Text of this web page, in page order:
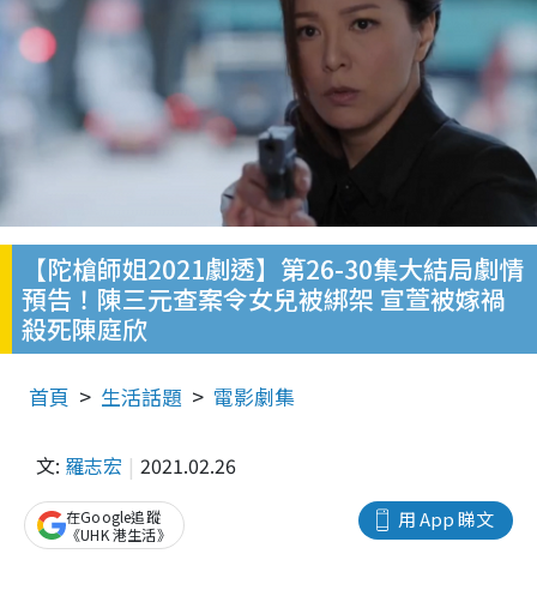
【陀槍師姐2021劇透】第26-30集大結局劇情
預告！陳三元查案令女兒被綁架 宣萱被嫁禍
殺死陳庭欣
首頁 生活話題 電影劇集
文: 羅志宏 2021.02.26
用 App 睇文
在Google追蹤
《UHK 港生活》